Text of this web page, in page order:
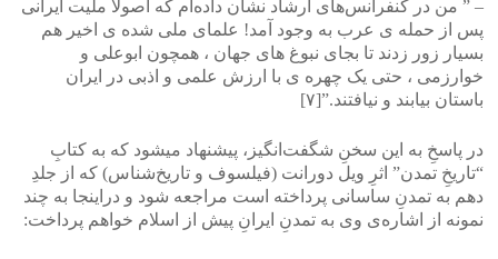
– ” من در کنفرانس‌های ارشاد نشان داده‌ام که اصولا ملیت ایرانی
پس از حمله ی عرب به وجود آمد! علمای ملی شده ی اخیر هم
بسیار زور زدند تا بجای نبوغ‌ های جهان ، همچون ابوعلی و
خوارزمی ، حتی یک چهره ی با ارزش علمی و اذبی در ایران
باستان بیابند و نیافتند.”[۷]
در پاسخِ به این سخنِ شگفت‌انگیز، پیشنهاد میشود که به کتابِ
“تاریخِ تمدن” اثرِ ویل دورانت (فیلسوف و تاریخ‌شناس) که از جلدِ
دهم به تمدنِ ساسانی پرداخته است مراجعه شود و دراینجا به چند
نمونه از اشاره‌ی وی به تمدنِ ایرانِ پیش از اسلام خواهم پرداخت: